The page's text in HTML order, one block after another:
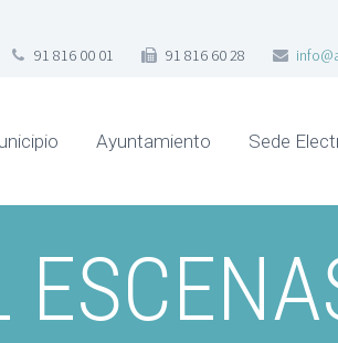
91 816 00 01 91 816 60 28
Ayuntamiento Sede